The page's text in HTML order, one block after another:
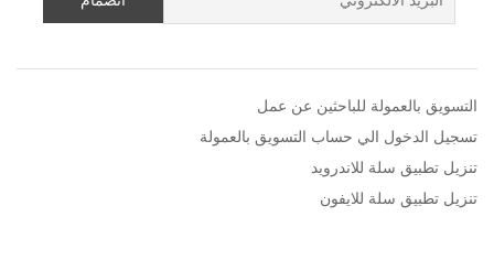
التسويق بالعمولة للباحثين عن عمل
تسجيل الدخول الي حساب التسويق بالعمولة
تنزيل تطبيق سلة للاندرويد
تنزيل تطبيق سلة للايفون